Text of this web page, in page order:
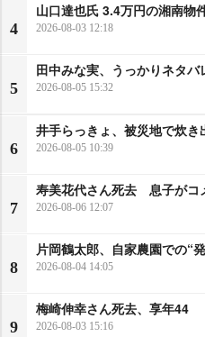
4
山口達也氏 3.4万円の湘南物
2026-08-03 12:18
5
田中みな実、うっかりネタバ
2026-08-05 15:32
6
井手らっきょ、被災地で炊き
2026-08-05 10:39
7
寿美花代さん死去 息子がコ
2026-08-06 12:07
8
片岡鶴太郎、自家農園での“
2026-08-04 14:05
9
梅崎伸幸さん死去、享年44
2026-08-03 15:16